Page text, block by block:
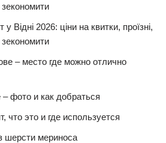
Відні 2026: ціни на квитки, проїзні,
– место где можно отлично
фото и как добраться
что это и где используется
шерсти мериноса